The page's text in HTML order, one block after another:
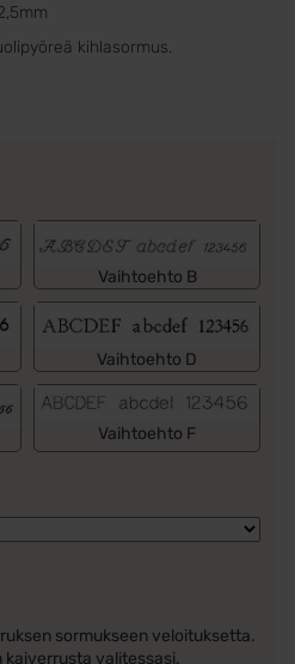
kihlasormus.
Vaihtoehto B
Vaihtoehto D
Vaihtoehto F
sormukseen veloituksetta.
valitessasi.